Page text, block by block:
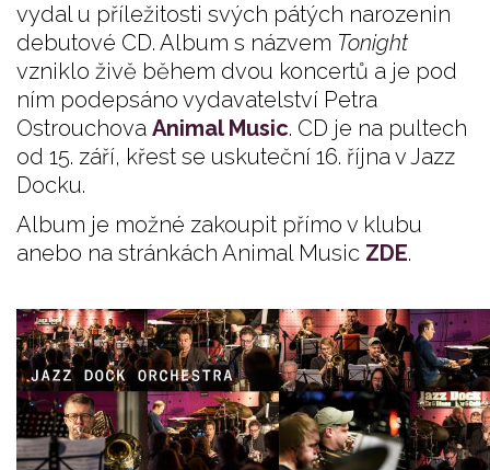
vydal u příležitosti svých pátých narozenin
debutové CD. Album s názvem Tonight
vzniklo živě během dvou koncertů a je pod
ním podepsáno vydavatelství Petra
Ostrouchova Animal Music. CD je na pultech
od 15. září, křest se uskuteční 16. října v Jazz
Docku.
Album je možné zakoupit přímo v klubu
anebo na stránkách Animal Music ZDE.